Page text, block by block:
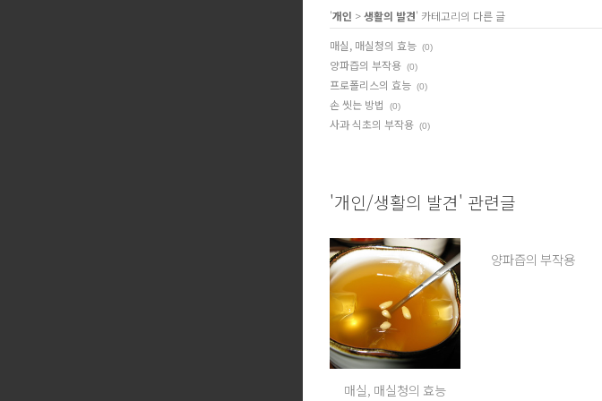
'개인 >생활의 발견' 카테고리의 다른 글
매실, 매실청의 효능 (0)
양파즙의 부작용 (0)
프로폴리스의 효능 (0)
손 씻는 방법 (0)
사과 식초의 부작용 (0)
'개인/생활의 발견' 관련글
매실, 매실청의 효능
양파즙의 부작용